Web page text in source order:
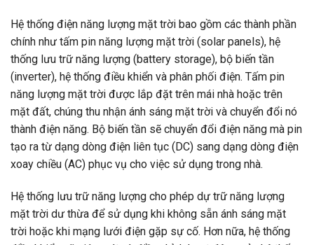
Hệ thống điện năng lượng mặt trời bao gồm các thành phần
chính như tấm pin năng lượng mặt trời (solar panels), hệ
thống lưu trữ năng lượng (battery storage), bộ biến tần
(inverter), hệ thống điều khiển và phân phối điện. Tấm pin
năng lượng mặt trời được lắp đặt trên mái nhà hoặc trên
mặt đất, chúng thu nhận ánh sáng mặt trời và chuyển đổi nó
thành điện năng. Bộ biến tần sẽ chuyển đổi điện năng mà pin
tạo ra từ dạng dòng điện liên tục (DC) sang dạng dòng điện
xoay chiều (AC) phục vụ cho việc sử dụng trong nhà.
Hệ thống lưu trữ năng lượng cho phép dự trữ năng lượng
mặt trời dư thừa để sử dụng khi không sẵn ánh sáng mặt
trời hoặc khi mạng lưới điện gặp sự cố. Hơn nữa, hệ thống